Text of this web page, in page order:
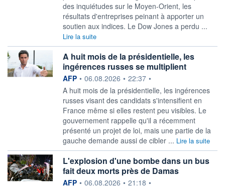
des inquiétudes sur le Moyen-Orient, les
résultats d'entreprises peinant à apporter un
soutien aux indices. Le Dow Jones a perdu ...
Lire la suite
A huit mois de la présidentielle, les
ingérences russes se multiplient
information fournie par
AFP • 06.08.2026 • 22:37 •
A huit mois de la présidentielle, les ingérences
russes visant des candidats s'intensifient en
France même si elles restent peu visibles. Le
gouvernement rappelle qu'il a récemment
présenté un projet de loi, mais une partie de la
gauche demande aussi de cibler ... Lire la suite
L'explosion d'une bombe dans un bus
fait deux morts près de Damas
information fournie par
AFP • 06.08.2026 • 21:18 •